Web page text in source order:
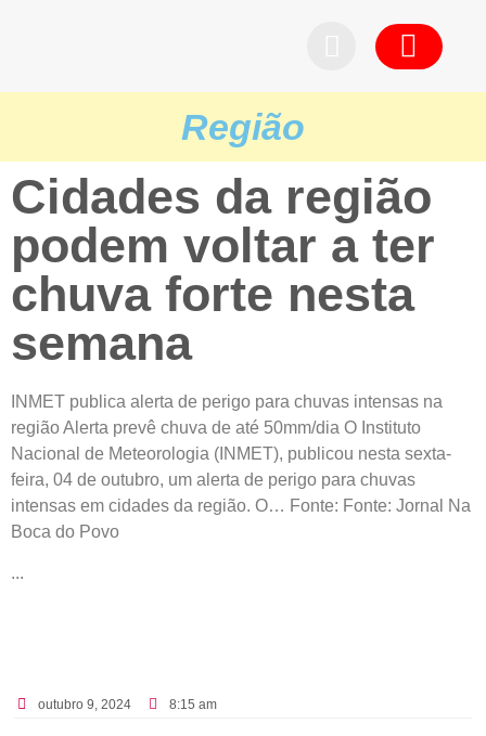
Região
Cidades da região
podem voltar a ter
chuva forte nesta
semana
INMET publica alerta de perigo para chuvas intensas na
região Alerta prevê chuva de até 50mm/dia O Instituto
Nacional de Meteorologia (INMET), publicou nesta sexta-
feira, 04 de outubro, um alerta de perigo para chuvas
intensas em cidades da região. O… Fonte: Fonte: Jornal Na
Boca do Povo
...
outubro 9, 2024 8:15 am